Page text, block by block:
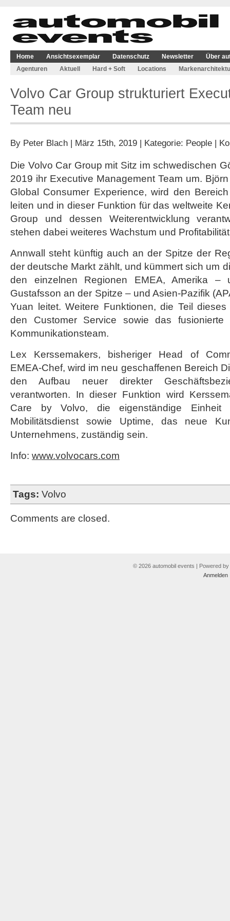
Home Ansichtsexemplar Datenschutz Newsletter
Über
Agenturen
Aktuell Hard + Soft Locations
Volvo Car Group strukturiert
Team neu
By Peter Blach | März 15th, 2019 | Kategorie: People |
Die Volvo Car Group mit Sitz im schwedischen
2019 ihr Executive Management Team um.
Global Consumer Experience, wird den
leiten und in dieser Funktion für das weltweite
Group und dessen Weiterentwicklung
stehen dabei weiteres Wachstum und
Annwall steht künftig auch an der Spitze der
der deutsche Markt zählt, und kümmert sich um
den einzelnen Regionen EMEA, Amerika –
Gustafsson an der Spitze – und Asien-Pazifik
Yuan leitet. Weitere Funktionen, die Teil
den Customer Service sowie das fusionierte
Kommunikationsteam.
Lex Kerssemakers, bisheriger Head of
EMEA-Chef, wird im neu geschaffenen Bereich
den Aufbau neuer direkter
verantworten. In dieser Funktion wird
Care by Volvo, die eigenständige Einheit
Mobilitätsdienst sowie Uptime, das neue
Unternehmens, zuständig sein.
Info: www.volvocars.com
Tags: Volvo
Comments are closed.
© 2026 automobil events | Powered by
Anmelden|